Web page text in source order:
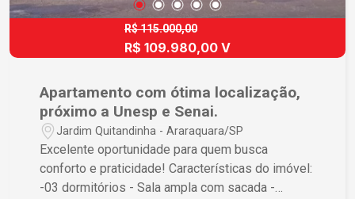
agende a sua visita com um dos nossos
R$ 115.000,00
R$ 109.980,00 V
Apartamento com ótima localização,
próximo a Unesp e Senai.
Jardim Quitandinha - Araraquara/SP
Excelente oportunidade para quem busca
conforto e praticidade! Características do imóvel:
-03 dormitórios - Sala ampla com sacada -